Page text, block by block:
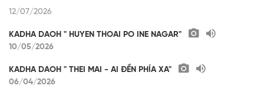
12/07/2026
KADHA DAOH " HUYEN THOAI PO INE NAGAR"
10/05/2026
KADHA DAOH " THEI MAI - AI ĐỀN PHÍA XA"
06/04/2026